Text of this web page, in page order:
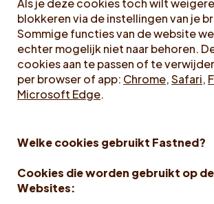
Als je deze cookies toch wilt
blokkeren via de instellingen van je
Sommige functies van de website
echter mogelijk niet naar behoren.
cookies aan te passen of te
per browser of app: Chrome,Safari,
Microsoft Edge.
Welke cookies gebruikt Fastned?
Cookies die worden gebruikt op
Websites: